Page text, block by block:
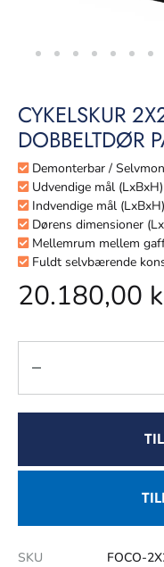
CYKELSKUR
DOBBELTDØR
Demonterbar /
Udvendige mål
Indvendige mål
Dørens dimensioner
Mellemrum mellem
Fuldt selvbærende
20.180,00
SKU
FOCO-